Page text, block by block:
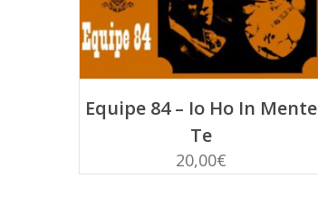
Equipe 84 – Io Ho In Mente
Te
20,00€